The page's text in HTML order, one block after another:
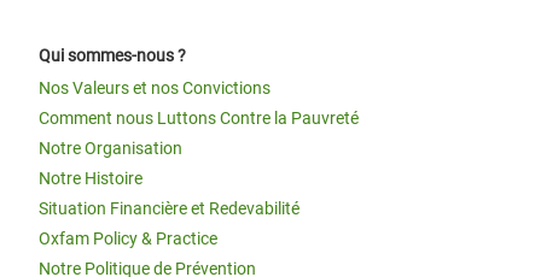
Qui sommes-nous ?
Nos Valeurs et nos Convictions
Comment nous Luttons Contre la Pauvreté
Notre Organisation
Notre Histoire
Situation Financière et Redevabilité
Oxfam Policy & Practice
Notre Politique de Prévention